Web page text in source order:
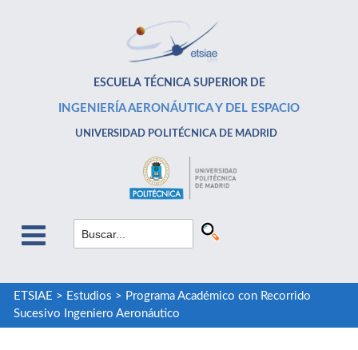
ESCUELA TÉCNICA SUPERIOR DE
INGENIERÍA AERONÁUTICA Y DEL ESPACIO
UNIVERSIDAD POLITÉCNICA DE MADRID
ETSIAE > Estudios > Programa Académico con Recorrido
Sucesivo Ingeniero Aeronáutico